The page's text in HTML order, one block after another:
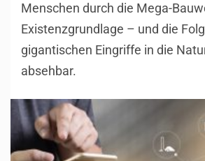
Menschen durch die Mega-
Existenzgrundlage – und die
gigantischen Eingriffe in die
absehbar.